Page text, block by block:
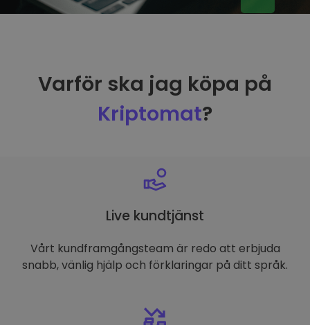
Varför ska jag köpa på
Kriptomat?
Live kundtjänst
Vårt kundframgångsteam är redo att erbjuda
snabb, vänlig hjälp och förklaringar på ditt språk.